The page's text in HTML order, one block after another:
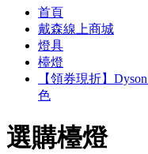
首頁
戴森線上商城
燈具
檯燈
【領券現折】
色
選購檯燈